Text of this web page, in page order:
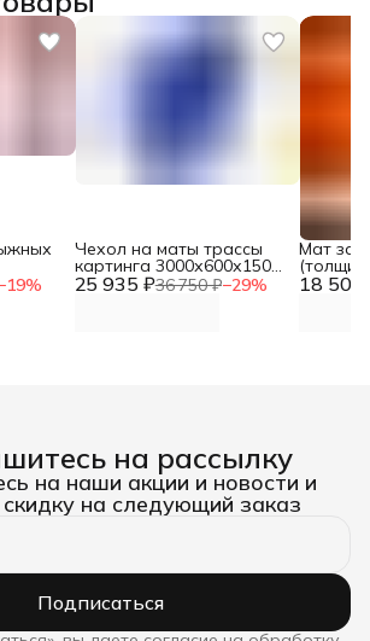
19% 25 935 ₽36 750 ₽−29%
Чехол на маты трассы
картинга 3000х600х1500
мм DNN 18 500
Мат
на рассылку
на наши акции и новости и
на следующий заказ
Подписаться